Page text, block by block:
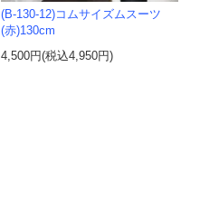
(B-130-12)コムサイズムスーツ
(赤)130cm
4,500円(税込4,950円)